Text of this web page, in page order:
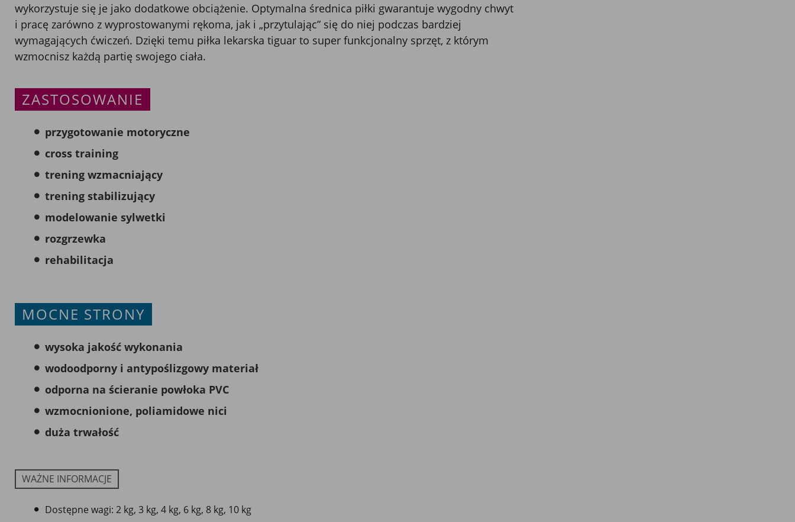
wykorzystuje się je jako dodatkowe obciążenie. Optymalna średnica piłki gwarantuje wygodny chwyt
i pracę zarówno z wyprostowanymi rękoma, jak i „przytulając” się do niej podczas bardziej
wymagających ćwiczeń. Dzięki temu piłka lekarska tiguar to super funkcjonalny sprzęt, z którym
wzmocnisz każdą partię swojego ciała.
ZASTOSOWANIE
przygotowanie motoryczne
cross training
trening wzmacniający
trening stabilizujący
modelowanie sylwetki
rozgrzewka
rehabilitacja
MOCNE STRONY
wysoka jakość wykonania
wodoodporny i antypoślizgowy materiał
odporna na ścieranie powłoka PVC
wzmocnionione, poliamidowe nici
duża trwałość
WAŻNE INFORMACJE
Dostępne wagi: 2 kg, 3 kg, 4 kg, 6 kg, 8 kg, 10 kg